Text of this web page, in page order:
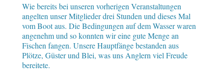
Wie bereits bei unseren vorherigen Veranstaltungen
angelten unser Mitglieder drei Stunden und dieses Mal
vom Boot aus. Die Bedingungen auf dem Wasser waren
angenehm und so konnten wir eine gute Menge an
Fischen fangen. Unsere Hauptfänge bestanden aus
Plötze, Güster und Blei, was uns Anglern viel Freude
bereitete.